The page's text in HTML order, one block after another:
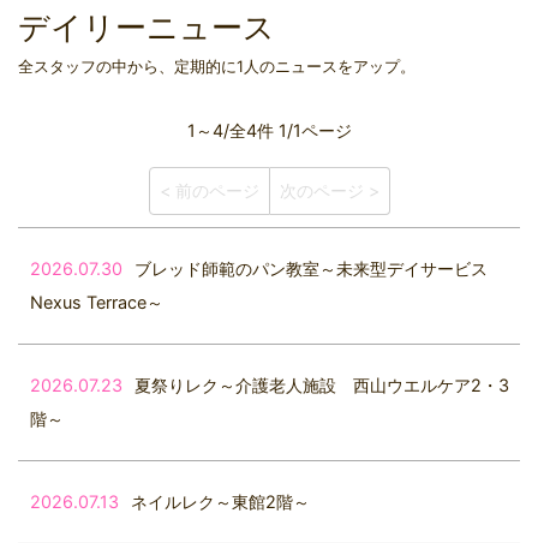
デイリーニュース
全スタッフの中から、定期的に1人のニュースをアップ。
1～4/全4件 1/1ページ
< 前のページ 次のページ >
2026.07.30
ブレッド師範のパン教室～未来型デイサービス
Nexus Terrace～
2026.07.23
夏祭りレク～介護老人施設 西山ウエルケア2・3
階～
2026.07.13 ネイルレク～東館2階～